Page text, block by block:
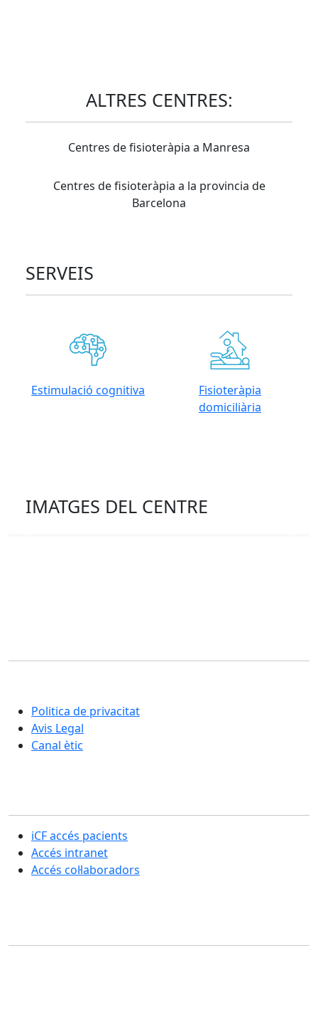
ALTRES CENTRES:
Centres de fisioteràpia a Manresa
Centres de fisioteràpia a la provincia de
Barcelona
SERVEIS
Estimulació cognitiva
Fisioteràpia
domiciliària
IMATGES DEL CENTRE
Politica de privacitat
Avis Legal
Canal ètic
iCF accés pacients
Accés intranet
Accés col·laboradors